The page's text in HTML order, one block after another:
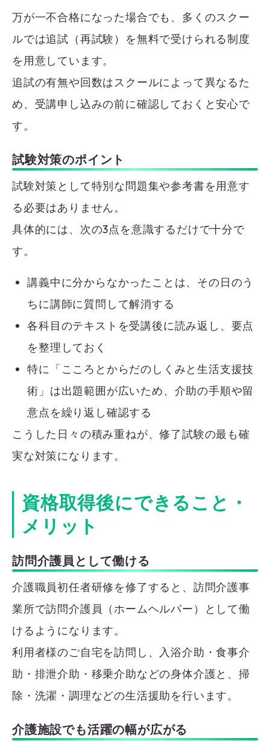
万が一不合格になった場合でも、多くのスクー
ルでは追試（再試験）を無料で受けられる制度
を用意しています。
追試の有無や回数はスクールによって異なるた
め、受講申し込みの前に確認しておくと安心で
す。
試験対策のポイント
試験対策として特別な問題集や参考書を用意す
る必要はありません。
具体的には、次の3点を意識するだけで十分で
す。
講義中に分からなかったことは、その日のう
ちに講師に質問して解消する
各科目のテキストを受講後に読み返し、要点
を整理しておく
特に「こころとからだのしくみと生活支援技
術」は出題範囲が広いため、介助の手順や留
意点を繰り返し確認する
こうした日々の積み重ねが、修了試験の最も確
実な対策になります。
資格取得後にできること・
メリット
訪問介護員として働ける
介護職員初任者研修を修了すると、訪問介護事
業所で訪問介護員（ホームヘルパー）として働
けるようになります。
利用者様のご自宅を訪問し、入浴介助・食事介
助・排泄介助・移乗介助などの身体介護と、掃
除・洗濯・調理などの生活援助を行います。
介護施設でも活躍の幅が広がる